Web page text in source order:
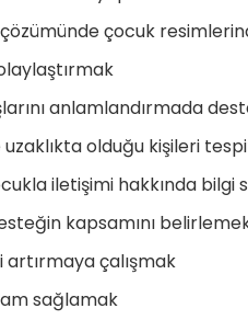
çocuk
anlamlandırmada
uzaklıkta olduğu kişileri
iletişimi hakkında bilgi
kapsamını
çalışmak
sağlamak